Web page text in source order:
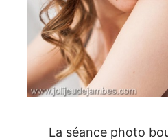
La séance photo